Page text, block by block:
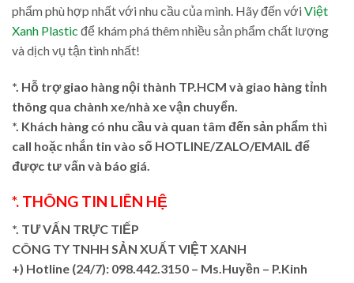
phẩm phù hợp nhất với nhu cầu của mình. Hãy đến vớiViệt
Xanh Plastic để khám phá thêm nhiều sản phẩm chất lượng
và dịch vụ tận tình nhất!
*. Hỗ trợ giao hàng nội thành TP.HCM và giao hàng tỉnh
thông qua chành xe/nhà xe vận chuyển.
*. Khách hàng có nhu cầu và quan tâm đến sản phẩm thì
call hoặc nhắn tin vào số HOTLINE/ZALO/EMAIL để
được tư vấn và báo giá.
*. THÔNG TIN LIÊN HỆ
*. TƯ VẤN TRỰC TIẾP
CÔNG TY TNHH SẢN XUẤT VIỆT XANH
+) Hotline (24/7): 098.442.3150 – Ms.Huyền – P.Kinh